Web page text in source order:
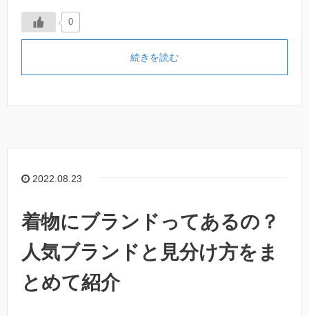
0
続きを読む
2022.08.23
着物にブランドってあるの？
人気ブランドと見分け方をま
とめて紹介